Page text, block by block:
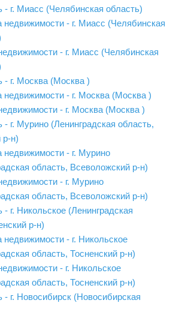
Недвижимость - г. Миасс (Челябинская область)
- г. Миасс (Челябинская
- г. Миасс (Челябинская
Недвижимость - г. Москва (Москва )
Продажа недвижимости - г. Москва (Москва )
Аренда недвижимости - г. Москва (Москва )
р-н)
- г. Мурино
область, Всеволожский р-н)
- г. Мурино
область, Всеволожский р-н)
р-н)
- г. Никольское
область, Тосненский р-н)
- г. Никольское
область, Тосненский р-н)